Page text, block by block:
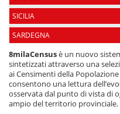
SICILIA
SARDEGNA
8milaCensusè un nuovo
sintetizzati attraverso una
ai Censimenti della
consentono una lettura
osservata dal punto di vista di
ampio del territorio provinciale.